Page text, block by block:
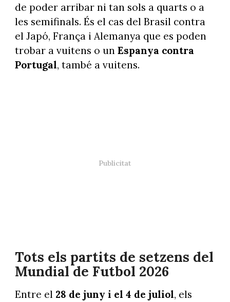
de poder arribar ni tan sols a quarts o a
les semifinals. És el cas del Brasil contra
el Japó, França i Alemanya que es poden
trobar a vuitens o un Espanya contra
Portugal, també a vuitens.
Tots els partits de setzens del
Mundial de Futbol 2026
Entre el 28 de juny i el 4 de juliol, els